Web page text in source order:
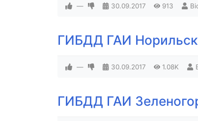
— 30.09.2017 913
ГИБДД ГАИ
— 30.09.2017 1.08K
ГИБДД ГАИ